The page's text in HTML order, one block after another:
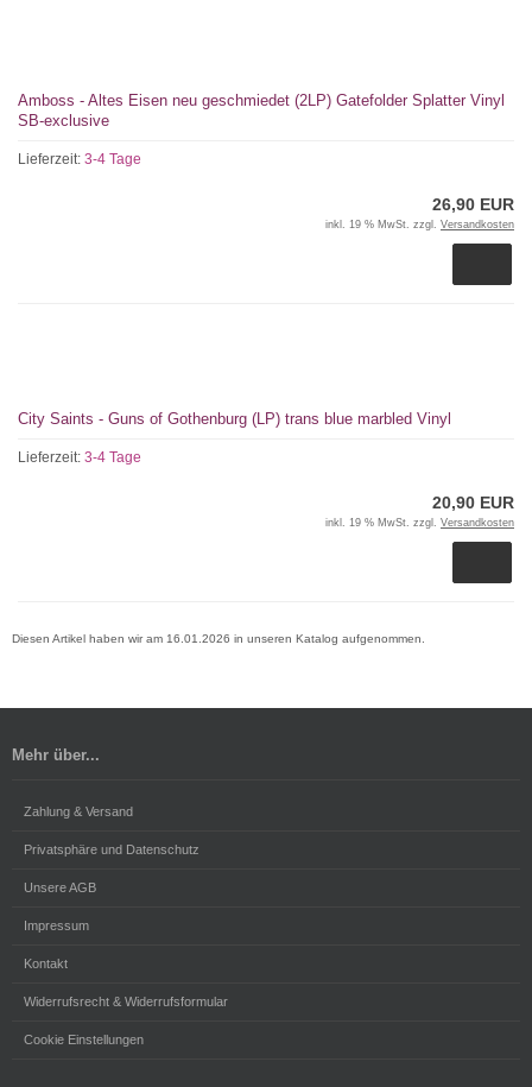
Amboss - Altes Eisen neu geschmiedet (2LP) Gatefolder Splatter Vinyl
SB-exclusive
Lieferzeit: 3-4 Tage
26,90 EUR
inkl. 19 % MwSt. zzgl. Versandkosten
City Saints - Guns of Gothenburg (LP) trans blue marbled Vinyl
Lieferzeit: 3-4 Tage
20,90 EUR
inkl. 19 % MwSt. zzgl. Versandkosten
Diesen Artikel haben wir am 16.01.2026 in unseren Katalog aufgenommen.
Mehr über...
Zahlung & Versand
Privatsphäre und Datenschutz
Unsere AGB
Impressum
Kontakt
Widerrufsrecht & Widerrufsformular
Cookie Einstellungen